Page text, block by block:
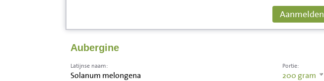
Aanmelden
Aubergine
Portie:
200 gram
Latijnse naam:
Solanum melongena